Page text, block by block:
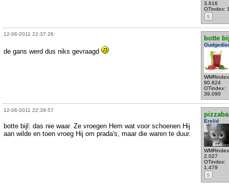
3.616
OTindex:
S
12-06-2011 22:37:26
botte
90.824
OTindex:
39.090
de gans werd dus niks gevraagd
12-06-2011 22:39:57
Erelid
2.027
OTindex:
1.479
S
botte bijl: das nie waar. Ze vroegen Hem wat voor schoenen Hij
aan wilde en toen vroeg Hij om prada's, maar die waren te duur.